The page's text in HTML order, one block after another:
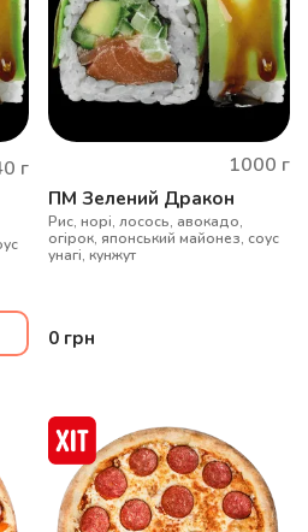
г 1000 г
ПМ Зелений Дракон
Рис, норі, лосось, авокадо,
огірок, японський майонез, соус
унагі, кунжут
0 грн